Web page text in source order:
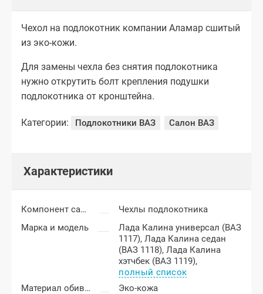
Чехол на подлокотник компании Аламар сшитый
из эко-кожи.
Для замены чехла без снятия подлокотника
нужно открутить болт крепления подушки
подлокотника от кронштейна.
Категории: Подлокотники ВАЗ Салон ВАЗ
Характеристики
Компонент салона
Чехлы подлокотника
Марка и модель
Лада Калина универсал (ВАЗ
1117),Лада Калина седан
(ВАЗ 1118),Лада Калина
хэтчбек (ВАЗ 1119),
полный список
Материал обивки подлокотника
Эко-кожа